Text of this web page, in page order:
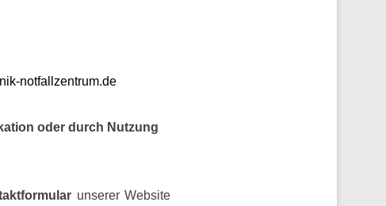
notfallzentrum.de
oder durch Nutzung
unserer Website